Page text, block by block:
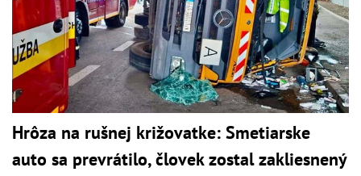
Hrôza na rušnej križovatke: Smetiarske
auto sa prevrátilo, človek zostal zakliesnený